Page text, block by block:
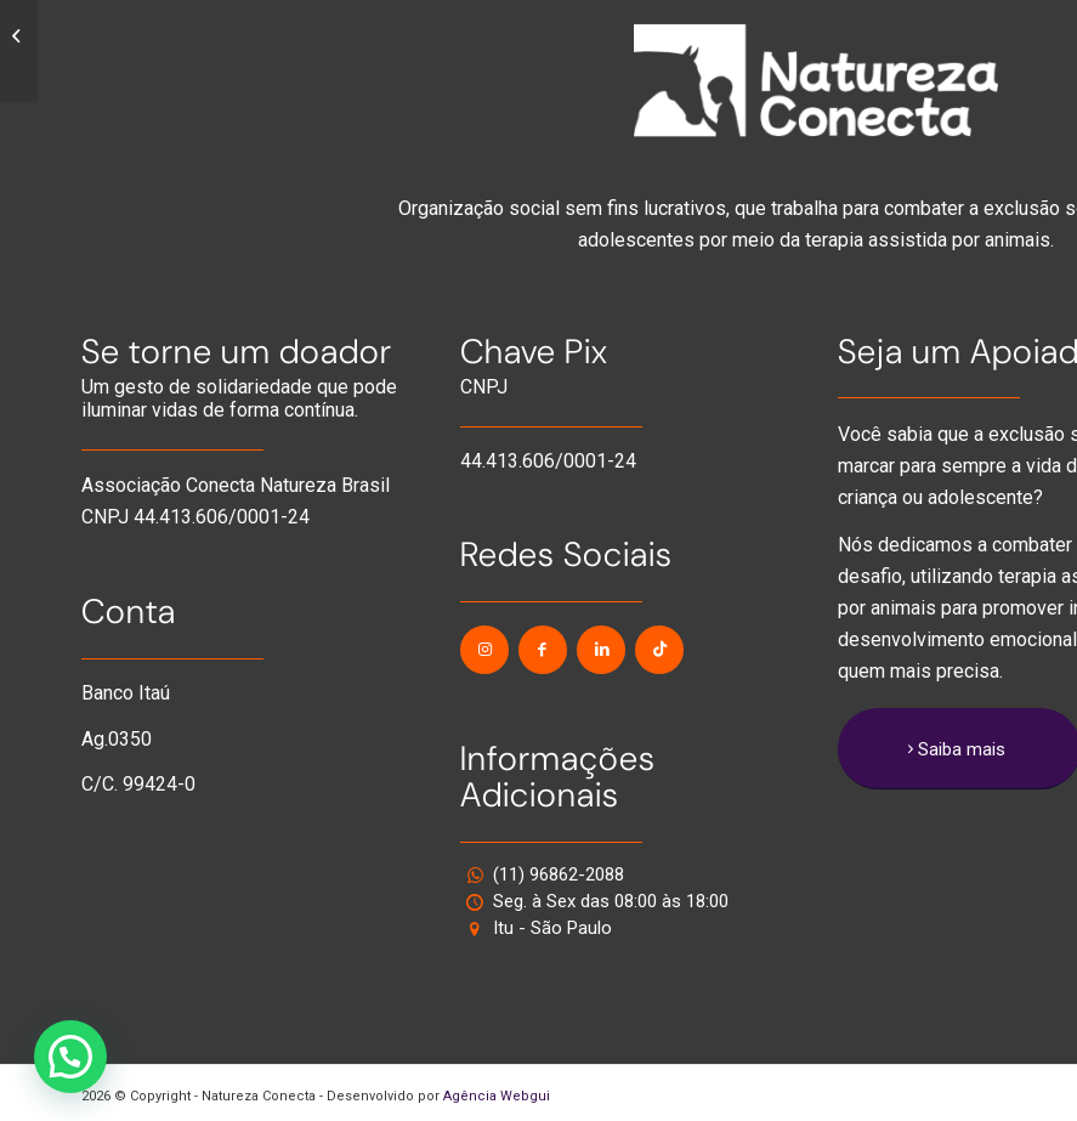
Organização social sem fins lucrativos, que trabalha para combater a exclusão
adolescentes por meio da terapia assistida por animais.
Se torne um doador
Um gesto de solidariedade que pode
iluminar vidas de forma contínua.
Associação Conecta Natureza Brasil
CNPJ 44.413.606/0001-24
Conta
Banco Itaú
Ag.0350
C/C. 99424-0
Chave Pix
CNPJ
44.413.606/0001-24
Redes Sociais
Informações
Adicionais
(11) 96862-2088
Seg. à Sex das 08:00 às 18:00
Itu - São Paulo
Seja um
Você sabia que a exclusão
marcar para sempre a vida
criança ou adolescente?
Nós dedicamos a
desafio, utilizando terapia
por animais para promover
desenvolvimento
quem mais precisa.
Saiba mais
2026 © Copyright - Natureza Conecta - Desenvolvido por Agência Webgui